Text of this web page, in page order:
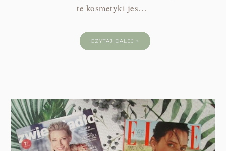
te kosmetyki jes…
CZYTAJ DALEJ »